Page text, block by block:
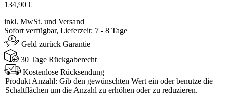
134,90 €
inkl. MwSt. und Versand
Sofort verfügbar, Lieferzeit: 7 - 8 Tage
Geld zurück Garantie
30 Tage Rückgaberecht
Kostenlose Rücksendung
Produkt Anzahl: Gib den gewünschten Wert ein oder benutze die
Schaltflächen um die Anzahl zu erhöhen oder zu reduzieren.